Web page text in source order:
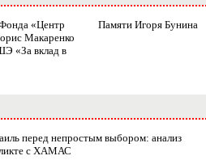
«Центр
Макаренко
«За вклад в
Памяти Игоря Бунина
перед непростым выбором: анализ
с ХАМАС